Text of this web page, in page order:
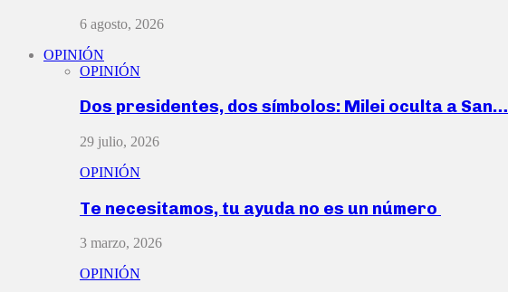
6 agosto, 2026
OPINIÓN
OPINIÓN
Dos presidentes, dos símbolos: Milei oculta a San…
29 julio, 2026
OPINIÓN
Te necesitamos, tu ayuda no es un número
3 marzo, 2026
OPINIÓN